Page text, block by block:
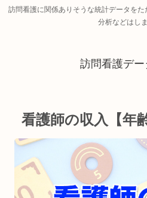
訪問看護に関係ありそうな統計データをた
分析などはしま
訪問看護デー
看護師の収入【年